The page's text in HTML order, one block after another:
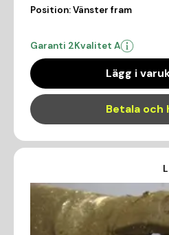
Position:Vänster fram
Garanti 2Kvalitet A
Lägg i
Betala och